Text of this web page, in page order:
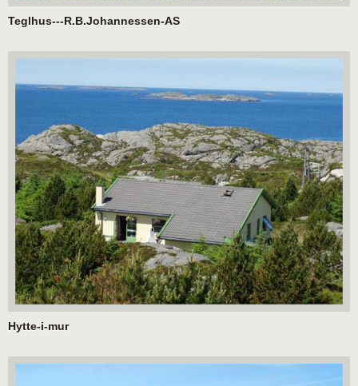
Teglhus---R.B.Johannessen-AS
Hytte-i-mur